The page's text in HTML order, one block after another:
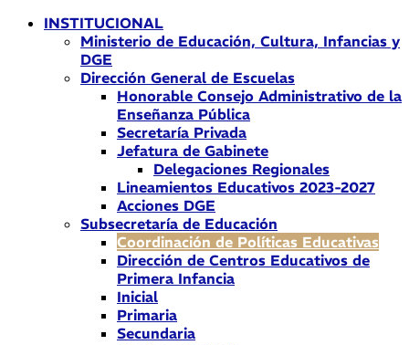
INSTITUCIONAL
Ministerio de Educación, Cultura, Infancias y
DGE
Dirección General de Escuelas
Honorable Consejo Administrativo de la
Enseñanza Pública
Secretaría Privada
Jefatura de Gabinete
Delegaciones Regionales
Lineamientos Educativos 2023-2027
Acciones DGE
Subsecretaría de Educación
Coordinación de Políticas Educativas
Dirección de Centros Educativos de
Primera Infancia
Inicial
Primaria
Secundaria